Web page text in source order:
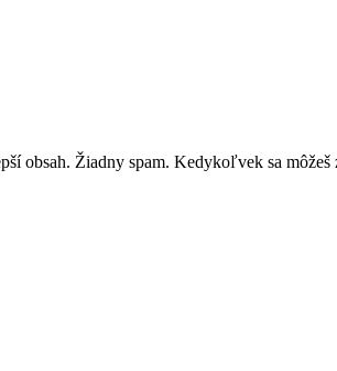
obsah. Žiadny spam. Kedykoľvek sa